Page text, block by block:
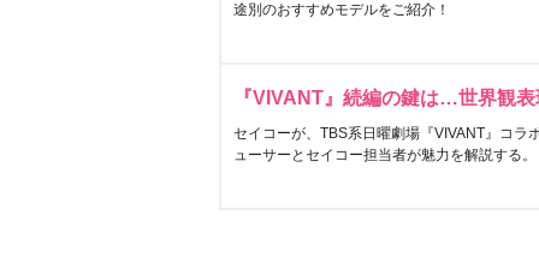
途別のおすすめモデルをご紹介！
『VIVANT』続編の鍵は…世界観
セイコーが、TBS系日曜劇場『VIVANT』コラ
ューサーとセイコー担当者が魅力を解説する。